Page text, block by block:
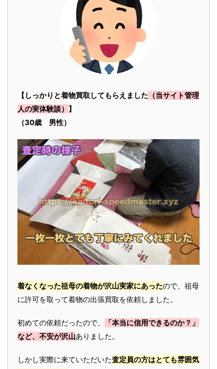
【しっかりと着物買取してもらえました （当サイト管理
人の実体験談） 】
（30歳 男性）
着なくなった祖母の着物が沢山実家にあったので、祖母
に許可を取って着物の出張買取を依頼しました。
初めての依頼だったので、
「本当に信用できるのか？」
など、不安が沢山ありました。
しかし実際に来ていただいた査定員の方はとても雰囲気